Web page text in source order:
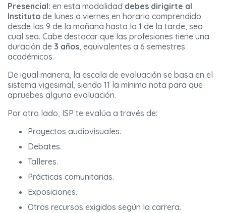
Presencial: en esta modalidad debes dirigirte al
Instituto de lunes a viernes en horario comprendido
desde las 9 de la mañana hasta la 1 de la tarde, sea
cual sea. Cabe destacar que las profesiones tiene una
duración de 3 años, equivalentes a 6 semestres
académicos.
De igual manera, la escala de evaluación se basa en el
sistema vigesimal, siendo 11 la mínima nota para que
apruebes alguna evaluación.
Por otro lado, ISP te evalúa a través de:
Proyectos audiovisuales.
Debates.
Talleres.
Prácticas comunitarias.
Exposiciones.
Otros recursos exigidos según la carrera.